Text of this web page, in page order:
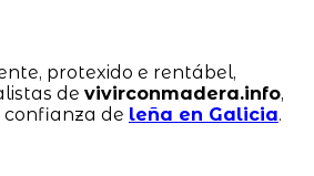
protexido e rentábel,
de vivirconmadera.info,
de leña en Galicia.